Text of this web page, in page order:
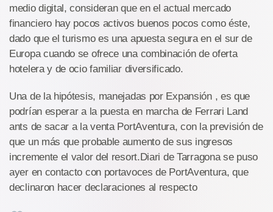
medio digital, consideran que en el actual mercado
financiero hay pocos activos buenos pocos como éste,
dado que el turismo es una apuesta segura en el sur de
Europa cuando se ofrece una combinación de oferta
hotelera y de ocio familiar diversificado.
Una de la hipótesis, manejadas por Expansión , es que
podrían esperar a la puesta en marcha de Ferrari Land
ants de sacar a la venta PortAventura, con la previsión de
que un más que probable aumento de sus ingresos
incremente el valor del resort.Diari de Tarragona se puso
ayer en contacto con portavoces de PortAventura, que
declinaron hacer declaraciones al respecto